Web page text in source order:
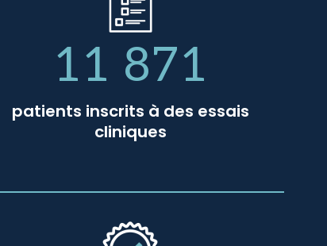
11 871
patients inscrits à des essais
cliniques